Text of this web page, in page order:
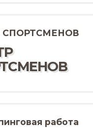
СПОРТСМЕНОВ
работа